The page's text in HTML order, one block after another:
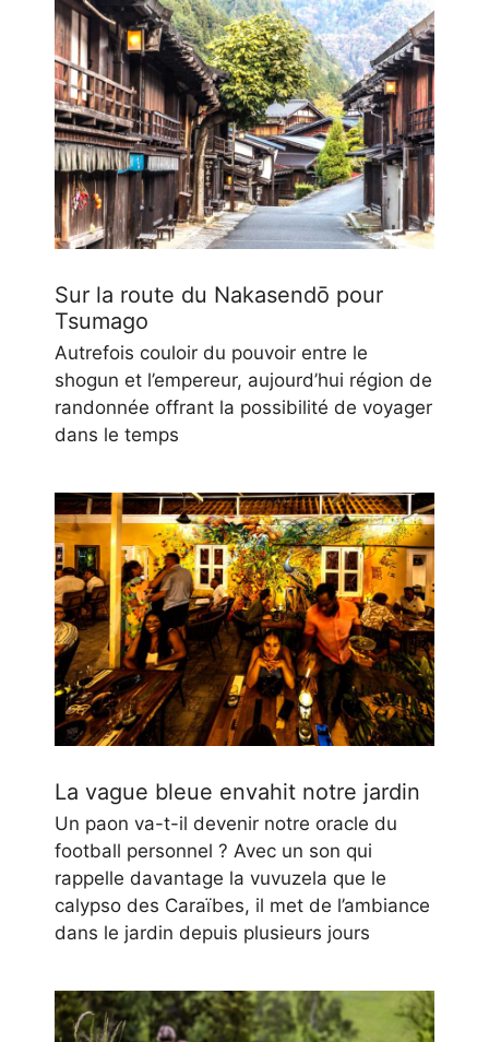
Sur la route du Nakasendō pour
Tsumago
Autrefois couloir du pouvoir entre le
shogun et l’empereur, aujourd’hui région de
randonnée offrant la possibilité de voyager
dans le temps
La vague bleue envahit notre jardin
Un paon va-t-il devenir notre oracle du
football personnel ? Avec un son qui
rappelle davantage la vuvuzela que le
calypso des Caraïbes, il met de l’ambiance
dans le jardin depuis plusieurs jours